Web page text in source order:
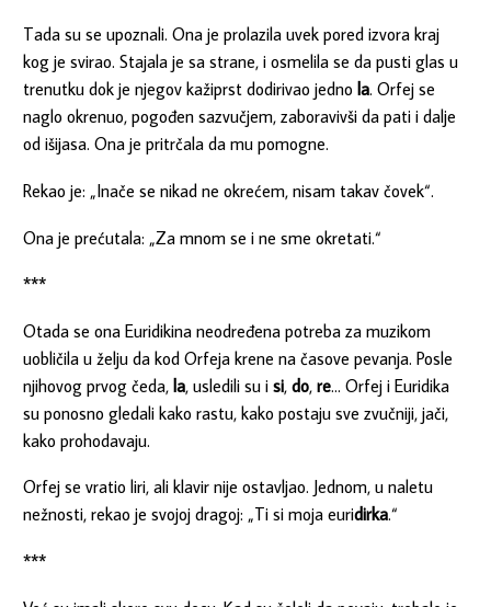
Tada su se upoznali. Ona je prolazila uvek pored izvora kraj
kog je svirao. Stajala je sa strane, i osmelila se da pusti glas u
trenutku dok je njegov kažiprst dodirivao jedno la. Orfej se
naglo okrenuo, pogođen sazvučjem, zaboravivši da pati i dalje
od išijasa. Ona je pritrčala da mu pomogne.
Rekao je: „Inače se nikad ne okrećem, nisam takav čovek“.
Ona je prećutala: „Za mnom se i ne sme okretati.“
***
Otada se ona Euridikina neodređena potreba za muzikom
uobličila u želju da kod Orfeja krene na časove pevanja. Posle
njihovog prvog čeda, la, usledili su i si, do, re… Orfej i Euridika
su ponosno gledali kako rastu, kako postaju sve zvučniji, jači,
kako prohodavaju.
Orfej se vratio liri, ali klavir nije ostavljao. Jednom, u naletu
nežnosti, rekao je svojoj dragoj: „Ti si moja euridirka.“
***